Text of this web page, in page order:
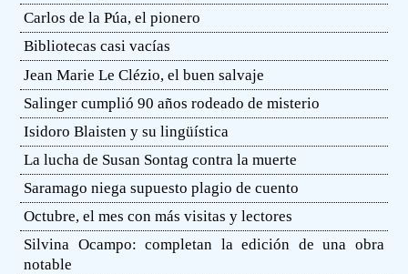
Carlos de la Púa, el pionero
Bibliotecas casi vacías
Jean Marie Le Clézio, el buen salvaje
Salinger cumplió 90 años rodeado de misterio
Isidoro Blaisten y su lingüística
La lucha de Susan Sontag contra la muerte
Saramago niega supuesto plagio de cuento
Octubre, el mes con más visitas y lectores
Silvina Ocampo: completan la edición de una obra
notable